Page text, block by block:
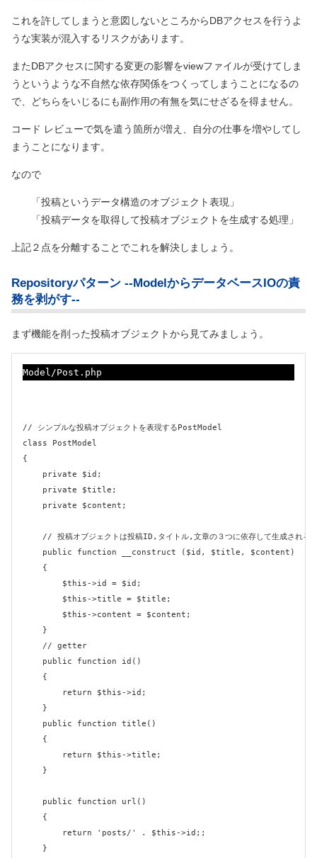
これを許してしまうと意図しないところからDBアクセスを行うよ
うな実装が混入するリスクがあります。
またDBアクセスに関する変更の影響をviewファイルが受けてしま
うというような不自然な依存関係をつくってしまうことになるの
で、どちらをいじるにも副作用の有無を気にせざるを得ません。
コード レビューで気を遣う箇所が増え、自分の仕事を増やしてし
まうことになります。
なので
「投稿というデータ構造のオブジェクト表現」
「投稿データを取得して投稿オブジェクトを生成する処理」
上記２点を分離することでこれを解決しましょう。
Repositoryパターン --ModelからデータベースIOの責
務を剥がす--
まず機能を削った投稿オブジェクトから見てみましょう。
Model/Post.php
// シンプルな投稿オブジェクトを表現するPostModel
class PostModel
{
    private $id;
    private $title;
    private $content;
    // 投稿オブジェクトは投稿ID,タイトル,文章の３つに依存して生成される
    public function __construct ($id, $title, $content)
    {
        $this->id = $id;
        $this->title = $title;
        $this->content = $content;
    }
    // getter
    public function id()
    {
        return $this->id;
    }
    public function title()
    {
        return $this->title;
    }
    public function url()
    {
        return 'posts/' . $this->id;;
    }